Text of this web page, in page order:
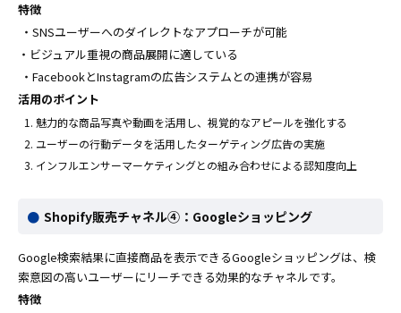
特徴
・SNSユーザーへのダイレクトなアプローチが可能
・ビジュアル重視の商品展開に適している
・FacebookとInstagramの広告システムとの連携が容易
活用のポイント
魅力的な商品写真や動画を活用し、視覚的なアピールを強化する
ユーザーの行動データを活用したターゲティング広告の実施
インフルエンサーマーケティングとの組み合わせによる認知度向上
Shopify販売チャネル④：Googleショッピング
Google検索結果に直接商品を表示できるGoogleショッピングは、検
索意図の高いユーザーにリーチできる効果的なチャネルです。
特徴